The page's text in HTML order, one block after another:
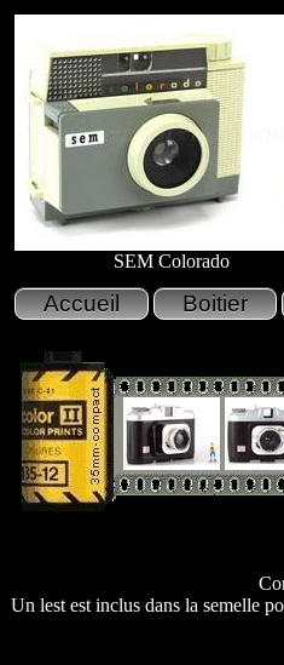
SEM Colorado
Un lest est inclus dans la semelle